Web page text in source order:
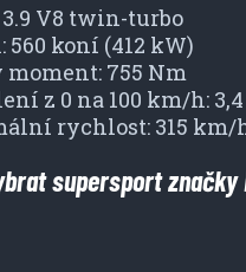
V8 twin-turbo
560 koní (412 kW)
moment: 755 Nm
z 0 na 100 km/h: 3,4
rychlost: 315 km/
supersport značky